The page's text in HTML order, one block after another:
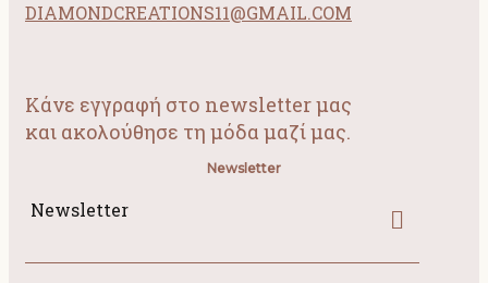
DIAMONDCREATIONS11@GMAIL.COM
Κάνε εγγραφή στο newsletter μας
και ακολούθησε τη μόδα μαζί μας.
Newsletter
Newsletter